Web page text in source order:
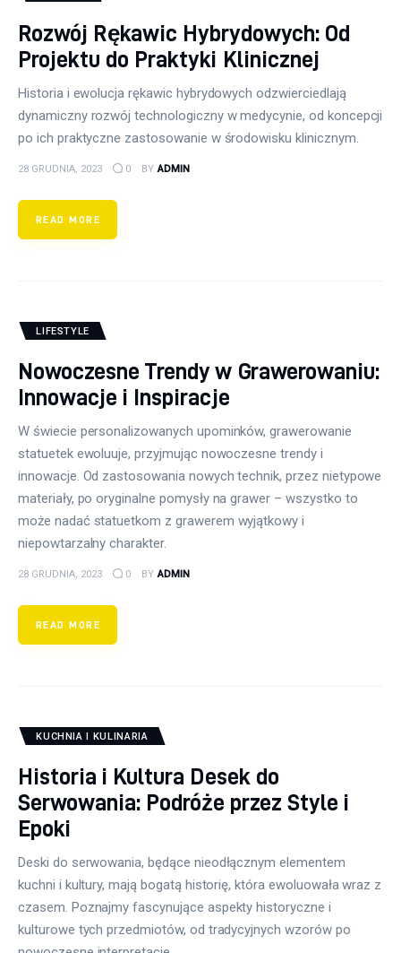
Rozwój Rękawic Hybrydowych: Od
Projektu do Praktyki Klinicznej
Historia i ewolucja rękawic hybrydowych odzwierciedlają
dynamiczny rozwój technologiczny w medycynie, od koncepcji
po ich praktyczne zastosowanie w środowisku klinicznym.
28 GRUDNIA, 2023 0 BY ADMIN
READ MORE
LIFESTYLE
Nowoczesne Trendy w Grawerowaniu:
Innowacje i Inspiracje
W świecie personalizowanych upominków, grawerowanie
statuetek ewoluuje, przyjmując nowoczesne trendy i
innowacje. Od zastosowania nowych technik, przez nietypowe
materiały, po oryginalne pomysły na grawer – wszystko to
może nadać statuetkom z grawerem wyjątkowy i
niepowtarzalny charakter.
28 GRUDNIA, 2023 0 BY ADMIN
READ MORE
KUCHNIA I KULINARIA
Historia i Kultura Desek do
Serwowania: Podróże przez Style i
Epoki
Deski do serwowania, będące nieodłącznym elementem
kuchni i kultury, mają bogatą historię, która ewoluowała wraz z
czasem. Poznajmy fascynujące aspekty historyczne i
kulturowe tych przedmiotów, od tradycyjnych wzorów po